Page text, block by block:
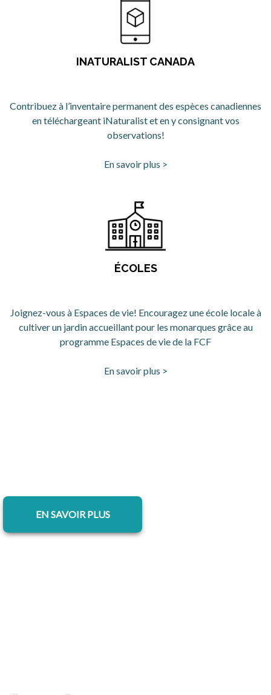
INATURALIST CANADA
Contribuez à l’inventaire permanent des espèces canadiennes
en téléchargeant iNaturalist et en y consignant vos
observations!
En savoir plus >
ÉCOLES
Joignez-vous à Espaces de vie! Encouragez une école locale à
cultiver un jardin accueillant pour les monarques grâce au
programme Espaces de vie de la FCF
En savoir plus >
EN SAVOIR PLUS